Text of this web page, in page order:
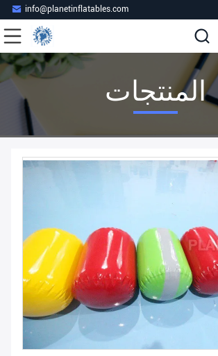
info@planetinflatables.com
المنتجات